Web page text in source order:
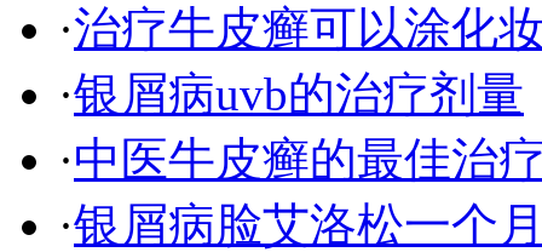
·治疗牛皮癣可以涂化
·银屑病uvb的治疗剂量
·中医牛皮癣的最佳治
·银屑病脸艾洛松一个